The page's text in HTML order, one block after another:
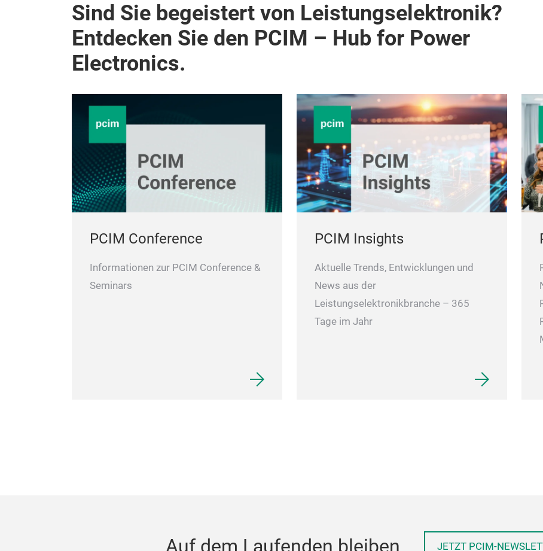
Sind Sie begeistert von Leistungselektronik?
Entdecken Sie den PCIM – Hub for Power
Electronics.
PCIM Conference
Informationen zur PCIM Conference &
Seminars
PCIM Insights
Aktuelle Trends, Entwicklungen und
News aus der
Leistungselektronikbranche – 365
Tage im Jahr
JETZT PCIM-